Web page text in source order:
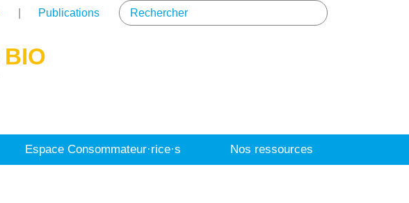
Publications
BIO
Espace Consommateur·rice·s Nos ressources